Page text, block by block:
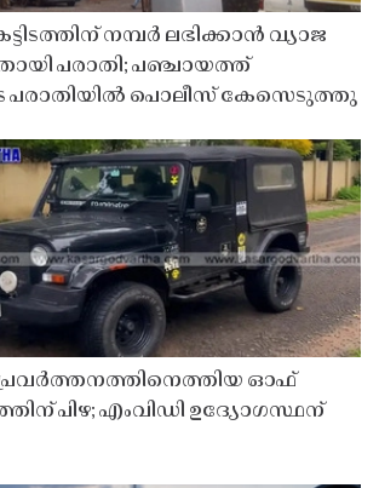
നമ്പർ ലഭിക്കാൻ വ്യാജ
പരാതി; പഞ്ചായത്ത്
പരാതിയിൽ പൊലീസ് കേസെടുത്തു
ഓഫ്
പിഴ; എംവിഡി ഉദ്യോഗസ്ഥന്